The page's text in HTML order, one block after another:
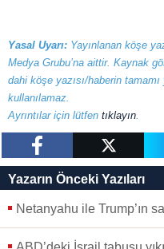
Yasal Uyarı: Yayınlanan köşe
Medya Grubu’na aittir. Kaynak
dahi köşe yazısı/haberin
kullanılamaz.
Ayrıntılar için lütfen tıklayın.
Yazarın Önceki Yazıları
Netanyahu ile Trump’ın